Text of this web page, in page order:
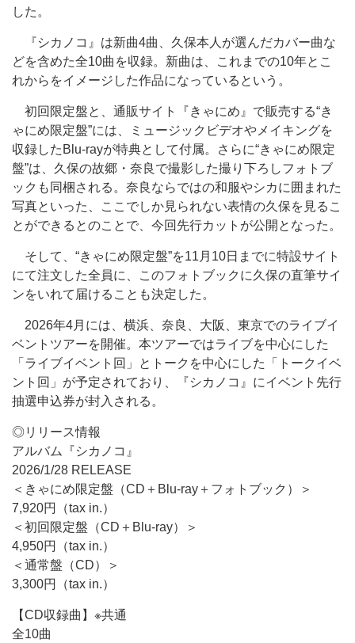
した。
『シカノコ』は新曲4曲、久保本人が選んだカバー曲な
どを含めた全10曲を収録。新曲は、これまでの10年とこ
れからをイメージした作品になっているという。
初回限定盤と、通販サイト『きゃにめ』で販売する“き
ゃにめ限定盤”には、ミュージックビデオやメイキングを
収録したBlu-rayが特典として付属。さらに“きゃにめ限定
盤”は、久保の故郷・奈良で撮影した撮り下ろしフォトブ
ックも同梱される。奈良ならではの和服やシカに囲まれた
写真といった、ここでしか見られない表情の久保を見るこ
とができるとのことで、今回先行カットが公開となった。
そして、“きゃにめ限定盤”を11月10日までに特設サイト
にて注文した全員に、このフォトブックに久保の直筆サイ
ンをいれて届けることも決定した。
2026年4月には、横浜、奈良、大阪、東京でのライブイ
ベントツアーを開催。本ツアーではライブを中心にした
「ライブイベント回」とトークを中心にした「トークイベ
ント回」が予定されており、『シカノコ』にイベント先行
抽選申込券が封入される。
◎リリース情報
アルバム『シカノコ』
2026/1/28 RELEASE
＜きゃにめ限定盤（CD＋Blu-ray＋フォトブック）＞
7,920円（tax in.）
＜初回限定盤（CD＋Blu-ray）＞
4,950円（tax in.）
＜通常盤（CD）＞
3,300円（tax in.）
【CD収録曲】※共通
全10曲